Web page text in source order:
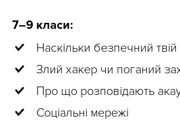
7–9 класи:
Наскільки безпечний
Злий хакер чи поганий
Про що розповідають
Соціальні мережі